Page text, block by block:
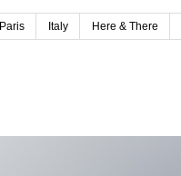
Paris Italy Here & There